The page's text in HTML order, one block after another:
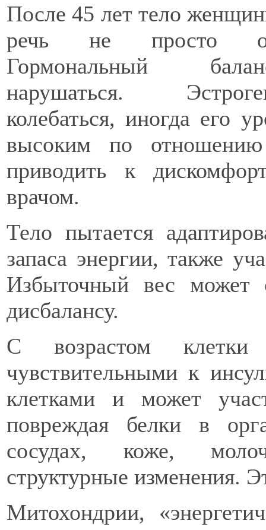
После 45 лет тело
речь не просто о
Гормональный
нарушаться.
колебаться, иногда его
высоким по
приводить к
врачом.
Тело пытается
запаса энергии, также
Избыточный вес может
дисбалансу.
С возрастом клетки
чувствительными к
клетками и может
повреждая белки в
сосудах, коже,
структурные изменения.
Митохондрии,